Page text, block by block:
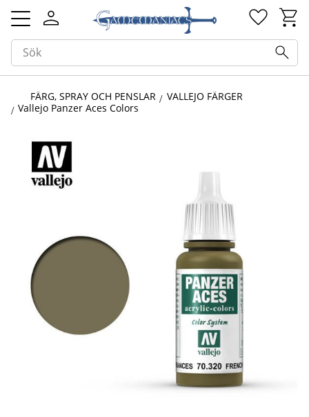
Meny
FÄRG, SPRAY OCH PENSLAR
VALLEJO FÄRGER
Vallejo Panzer Aces Colors